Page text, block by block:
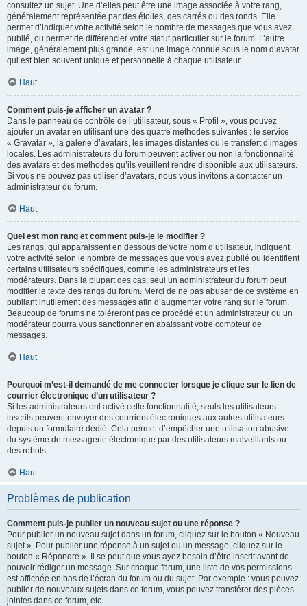
consultez un sujet. Une d’elles peut être une image associée à votre rang,
généralement représentée par des étoiles, des carrés ou des ronds. Elle
permet d’indiquer votre activité selon le nombre de messages que vous avez
publié, ou permet de différencier votre statut particulier sur le forum. L’autre
image, généralement plus grande, est une image connue sous le nom d’avatar
qui est bien souvent unique et personnelle à chaque utilisateur.
Haut
Comment puis-je afficher un avatar ?
Dans le panneau de contrôle de l’utilisateur, sous « Profil », vous pouvez
ajouter un avatar en utilisant une des quatre méthodes suivantes : le service
« Gravatar », la galerie d’avatars, les images distantes ou le transfert d’images
locales. Les administrateurs du forum peuvent activer ou non la fonctionnalité
des avatars et des méthodes qu’ils veuillent rendre disponible aux utilisateurs.
Si vous ne pouvez pas utiliser d’avatars, nous vous invitons à contacter un
administrateur du forum.
Haut
Quel est mon rang et comment puis-je le modifier ?
Les rangs, qui apparaissent en dessous de votre nom d’utilisateur, indiquent
votre activité selon le nombre de messages que vous avez publié ou identifient
certains utilisateurs spécifiques, comme les administrateurs et les
modérateurs. Dans la plupart des cas, seul un administrateur du forum peut
modifier le texte des rangs du forum. Merci de ne pas abuser de ce système en
publiant inutilement des messages afin d’augmenter votre rang sur le forum.
Beaucoup de forums ne toléreront pas ce procédé et un administrateur ou un
modérateur pourra vous sanctionner en abaissant votre compteur de
messages.
Haut
Pourquoi m’est-il demandé de me connecter lorsque je clique sur le lien de
courrier électronique d’un utilisateur ?
Si les administrateurs ont activé cette fonctionnalité, seuls les utilisateurs
inscrits peuvent envoyer des courriers électroniques aux autres utilisateurs
depuis un formulaire dédié. Cela permet d’empêcher une utilisation abusive
du système de messagerie électronique par des utilisateurs malveillants ou
des robots.
Haut
Problèmes de publication
Comment puis-je publier un nouveau sujet ou une réponse ?
Pour publier un nouveau sujet dans un forum, cliquez sur le bouton « Nouveau
sujet ». Pour publier une réponse à un sujet ou un message, cliquez sur le
bouton « Répondre ». Il se peut que vous ayez besoin d’être inscrit avant de
pouvoir rédiger un message. Sur chaque forum, une liste de vos permissions
est affichée en bas de l’écran du forum ou du sujet. Par exemple : vous pouvez
publier de nouveaux sujets dans ce forum, vous pouvez transférer des pièces
jointes dans ce forum, etc.